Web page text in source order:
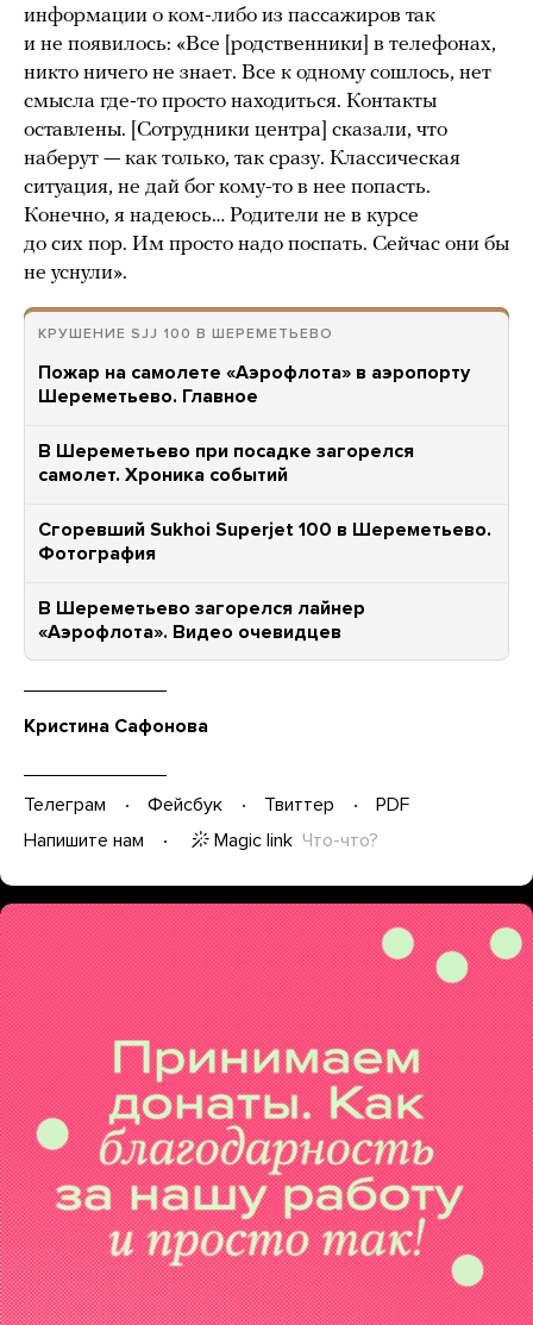
информации о ком-либо из пассажиров так
и не появилось: «Все [родственники] в телефонах,
никто ничего не знает. Все к одному сошлось, нет
смысла где-то просто находиться. Контакты
оставлены. [Сотрудники центра] сказали, что
наберут — как только, так сразу. Классическая
ситуация, не дай бог кому-то в нее попасть.
Конечно, я надеюсь… Родители не в курсе
до сих пор. Им просто надо поспать. Сейчас они бы
не уснули».
КРУШЕНИЕ SJJ 100 В ШЕРЕМЕТЬЕВО
Пожар на самолете «Аэрофлота» в аэропорту
Шереметьево. Главное
В Шереметьево при посадке загорелся
самолет. Хроника событий
Сгоревший Sukhoi Superjet 100 в Шереметьево.
Фотография
В Шереметьево загорелся лайнер
«Аэрофлота». Видео очевидцев
Кристина Сафонова
Телеграм Фейсбук Твиттер
PDF
Напишите нам
Magic link Что-что?